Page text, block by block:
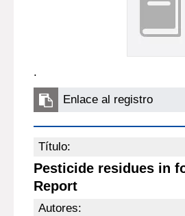
.
Enlace al registro
Título:
Pesticide residues in
Report
Autores: